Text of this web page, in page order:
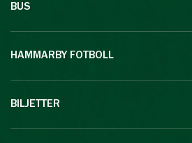
BUS
HAMMARBY FOTBOLL
BILJETTER